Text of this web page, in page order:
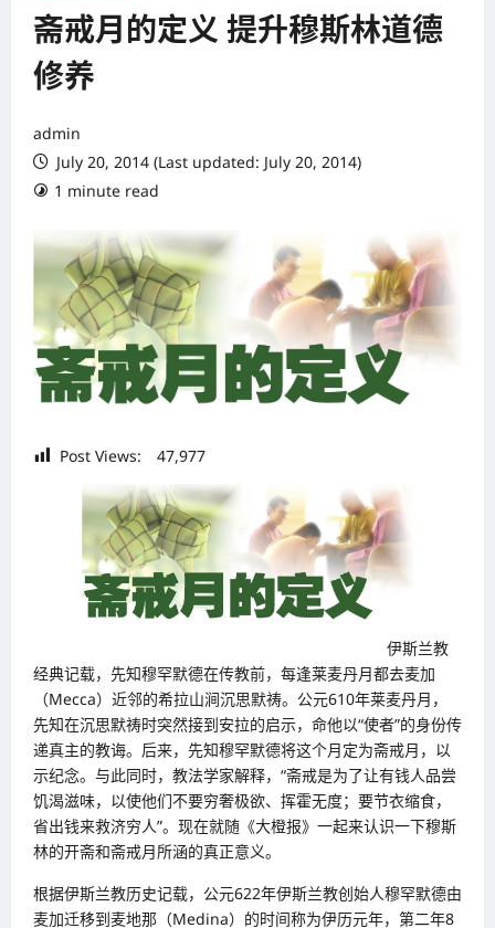
斋戒月的定义 提升穆斯林道德
修养
admin
July 20, 2014 (Last updated: July 20, 2014)
1 minute read
Post Views: 47,977
伊斯兰教
经典记载，先知穆罕默德在传教前，每逢莱麦丹月都去麦加
（Mecca）近邻的希拉山涧沉思默祷。公元610年莱麦丹月，
先知在沉思默祷时突然接到安拉的启示，命他以“使者”的身份传
递真主的教诲。后来，先知穆罕默德将这个月定为斋戒月，以
示纪念。与此同时，教法学家解释，“斋戒是为了让有钱人品尝
饥渴滋味，以使他们不要穷奢极欲、挥霍无度；要节衣缩食，
省出钱来救济穷人”。现在就随《大橙报》一起来认识一下穆斯
林的开斋和斋戒月所涵的真正意义。
根据伊斯兰教历史记载，公元622年伊斯兰教创始人穆罕默德由
麦加迁移到麦地那（Medina）的时间称为伊历元年，第二年8